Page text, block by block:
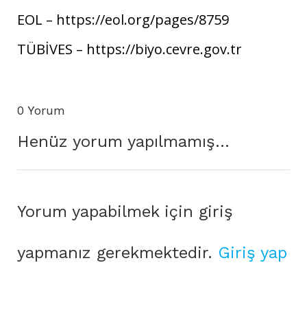
EOL – https://eol.org/pages/8759
TÜBİVES – https://biyo.cevre.gov.tr
0 Yorum
Henüz yorum yapılmamış...
Yorum yapabilmek için giriş
yapmanız gerekmektedir. Giriş yap